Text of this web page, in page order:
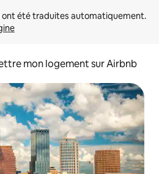
mon logement sur Airbnb